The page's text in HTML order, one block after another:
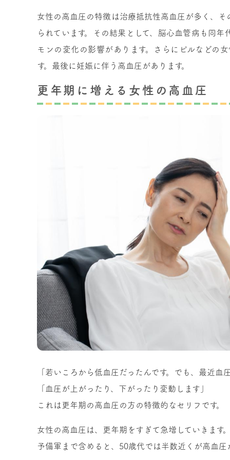
女性の高血圧の特徴は治療抵抗性高血圧が多く、
られています。その結果として、脳心血管病も同
モンの変化の影響があります。さらにピルなどの
す。最後に妊娠に伴う高血圧があります。
更年期に増える女性の高血圧
「若いころから低血圧だったんです。でも、最近血
「血圧が上がったり、下がったり変動します」
これは更年期の高血圧の方の特徴的なセリフです。
女性の高血圧は、更年期をすぎて急増していきます
予備軍まで含めると、50歳代では半数近くが高血